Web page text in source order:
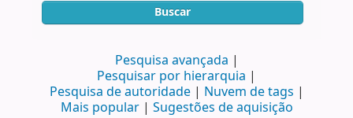
Buscar
Pesquisa avançada
Pesquisar por hierarquia
Pesquisa de autoridade
Nuvem de tags
Mais popular
Sugestões de aquisição